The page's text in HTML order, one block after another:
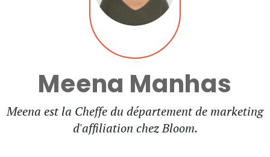
Meena Manhas
Meena est la Cheffe du département de marketing
d'affiliation chez Bloom.